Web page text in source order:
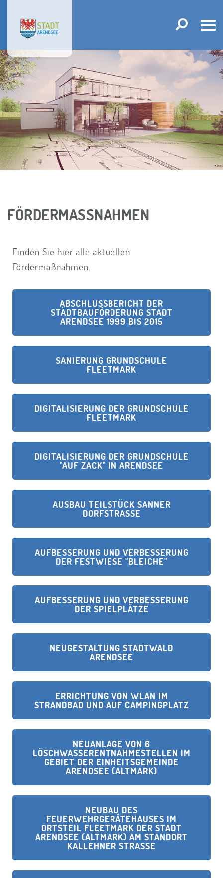
FÖRDERMASSNAHMEN
Finden Sie hier alle aktuellen
Fördermaßnahmen.
ABSCHLUSSBERICHT DER
STÄDTBAUFÖRDERUNG STADT
ARENDSEE 1999 BIS 2015
SANIERUNG GRUNDSCHULE
FLEETMARK
DIGITALISIERUNG DER GRUNDSCHULE
FLEETMARK
DIGITALISIERUNG DER GRUNDSCHULE
"AUF ZACK" IN ARENDSEE
AUSBAU TEILSTÜCK SANNER
DORFSTRASSE
AUFBESSERUNG UND VERBESSERUNG
DER FESTWIESE "BLEICHE"
AUFBESSERUNG UND VERBESSERUNG
DER SPIELPLÄTZE
NEUGESTALTUNG STADTWALD
ARENDSEE
ERRICHTUNG VON WLAN IM
STRANDBAD UND AUF CAMPINGPLATZ
NEUANLAGE VON 6
LÖSCHWASSERENTNAHMESTELLEN IM
GEBIET DER EINHEITSGEMEINDE
ARENDSEE (ALTMARK)
NEUBAU DES
FEUERWEHRGERÄTEHAUSES IM
ORTSTEIL FLEETMARK DER STADT
ARENDSEE (ALTMARK) AM STANDORT
KALLEHNER STRASSE